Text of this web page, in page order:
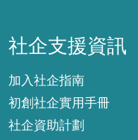
社企支援資訊
加入社企指南
初創社企實用手冊
社企資助計劃